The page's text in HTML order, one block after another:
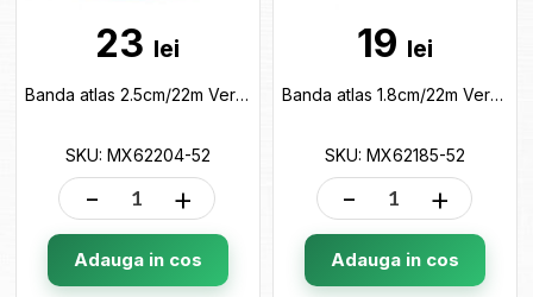
23 lei
Banda atlas 2.5cm/22m Verde neon MX62204-52
SKU: MX62204-52
- +
Adauga in cos
19 lei
Banda atlas 1.8cm/22m Verde neon MX62185-52
SKU: MX62185-52
- +
Adauga in cos